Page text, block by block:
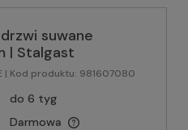
suwane
| Stalgast
| Kod produktu: 981607080
do 6 tyg
Darmowa